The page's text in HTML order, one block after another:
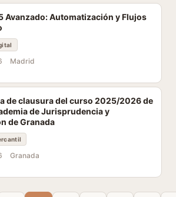
Avanzado: Automatización y Flujos
Madrid
de clausura del curso 2025/2026 de
de Jurisprudencia y
de Granada
Granada